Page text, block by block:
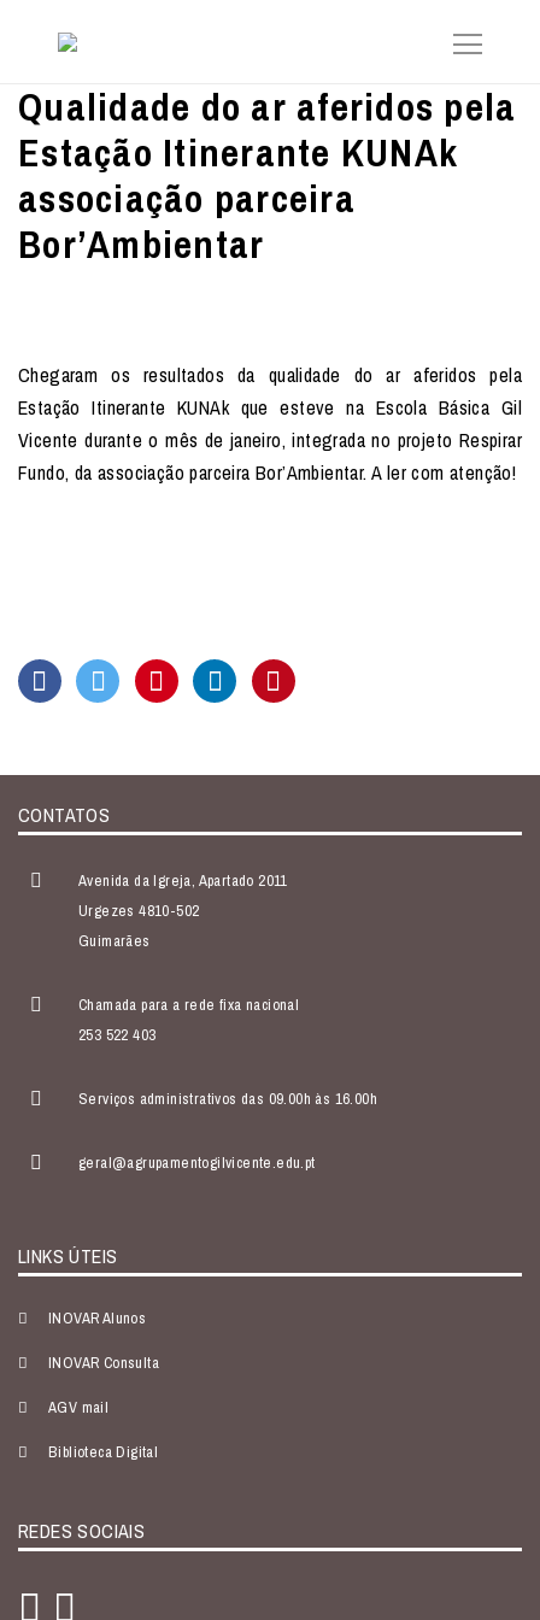
Qualidade do ar aferidos pela
Estação Itinerante KUNAk
associação parceira
Bor’Ambientar
Chegaram os resultados da qualidade do ar aferidos pela
Estação Itinerante KUNAk que esteve na Escola Básica Gil
Vicente durante o mês de janeiro, integrada no projeto Respirar
Fundo, da associação parceira Bor’Ambientar. A ler com atenção!
CONTATOS
Avenida da Igreja, Apartado 2011
Urgezes 4810-502
Guimarães
Chamada para a rede fixa nacional
253 522 403
Serviços administrativos das 09.00h às 16.00h
geral@agrupamentogilvicente.edu.pt
LINKS ÚTEIS
INOVAR Alunos
INOVAR Consulta
AGV mail
Biblioteca Digital
REDES SOCIAIS